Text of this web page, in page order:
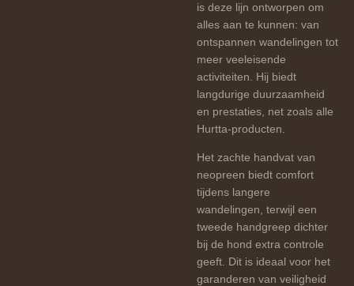
is deze lijn ontworpen om
alles aan te kunnen: van
ontspannen wandelingen tot
meer veeleisende
activiteiten. Hij biedt
langdurige duurzaamheid
en prestaties, net zoals alle
Hurtta-producten.
Het zachte handvat van
neopreen biedt comfort
tijdens langere
wandelingen, terwijl een
tweede handgreep dichter
bij de hond extra controle
geeft. Dit is ideaal voor het
garanderen van veiligheid